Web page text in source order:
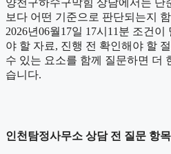
보다 어떤 기준으로 판단되는지
2026년06월17일 17시11분 조건
야 할 자료, 진행 전 확인해야 할
수 있는 요소를 함께 질문하면 더
습니다.
인천탐정사무소 상담 전 질문 항